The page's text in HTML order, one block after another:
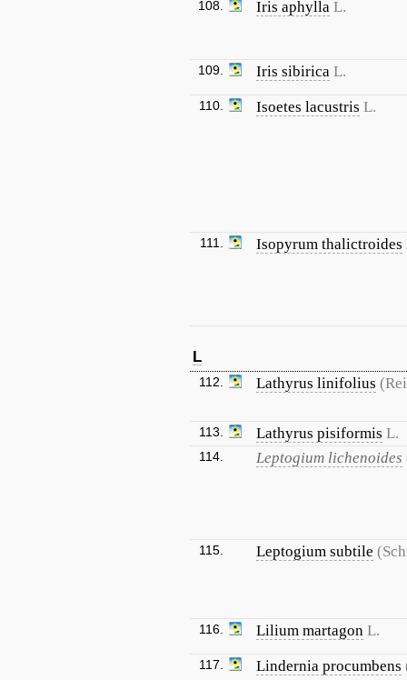
108. Iris aphylla L.
109. Iris sibirica L.
110. Isoetes lacustris L.
111. Isopyrum thalictroides
L
112. Lathyrus linifolius
113. Lathyrus pisiformis L.
114. Leptogium lichenoides
115. Leptogium subtile
116. Lilium martagon L.
117. Lindernia procumbens